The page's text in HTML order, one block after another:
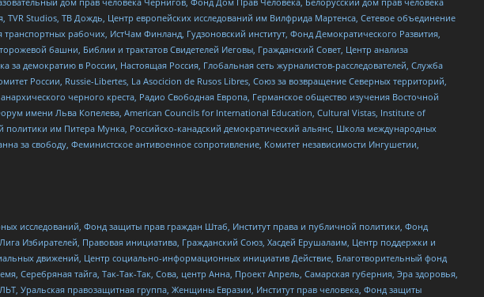
Studios, ТВ Дождь, Центр европейских исследований им Вилфрида Мартенса, Сетевое объединение
рабочих, ИстЧам Финланд, Гудзоновский институт, Фонд Демократического Развития,
башни, Библии и трактатов Свидетелей Иеговы, Гражданский Совет, Центр анализа
демократию в России, Настоящая Россия, Глобальная сеть журналистов-расследователей, Служба
России, Russie-Libertes, La Asocicion de Rusos Libres, Союз за возвращение Северных территорий,
черного креста, Радио Свободная Европа, Германское общество изучения Восточной
имени Льва Копелева, American Councils for International Education, Cultural Vistas, Institute of
им Питера Мунка, Российско-канадский демократический альянс, Школа международных
свободу, Феминистское антивоенное сопротивление, Комитет независимости Ингушетии,
исследований, Фонд защиты прав граждан Штаб, Институт права и публичной политики, Фонд
Избирателей, Правовая инициатива, Гражданский Союз, Хасдей Ерушалаим, Центр поддержки и
движений, Центр социально-информационных инициатив Действие, Благотворительный фонд
тайга, Так-Так-Так, Сова, центр Анна, Проект Апрель, Самарская губерния, Эра здоровья,
Уральская правозащитная группа, Женщины Евразии, Институт прав человека, Фонд защиты